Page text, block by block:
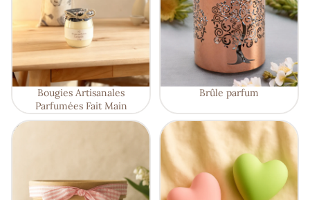
Bougies Artisanales
Parfumées Fait Main
Brûle parfum
Box Découverte 7 Fondants
Fondants parfumés à l'unité